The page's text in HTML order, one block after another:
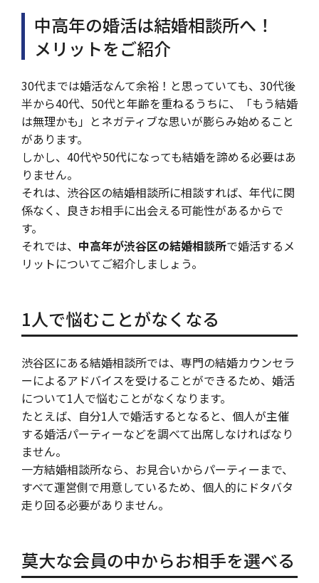
中高年の婚活は結婚相談所へ！
メリットをご紹介
30代までは婚活なんて余裕！と思っていても、30代後
半から40代、50代と年齢を重ねるうちに、「もう結婚
は無理かも」とネガティブな思いが膨らみ始めること
があります。
しかし、40代や50代になっても結婚を諦める必要はあ
りません。
それは、渋谷区の結婚相談所に相談すれば、年代に関
係なく、良きお相手に出会える可能性があるからで
す。
それでは、 中高年が渋谷区の結婚相談所で婚活するメ
リットについてご紹介しましょう。
1人で悩むことがなくなる
渋谷区にある結婚相談所では、専門の結婚カウンセラ
ーによるアドバイスを受けることができるため、婚活
について1人で悩むことがなくなります。
たとえば、自分1人で婚活するとなると、個人が主催
する婚活パーティーなどを調べて出席しなければなり
ません。
一方結婚相談所なら、お見合いからパーティーまで、
すべて運営側で用意しているため、個人的にドタバタ
走り回る必要がありません。
莫大な会員の中からお相手を選べる